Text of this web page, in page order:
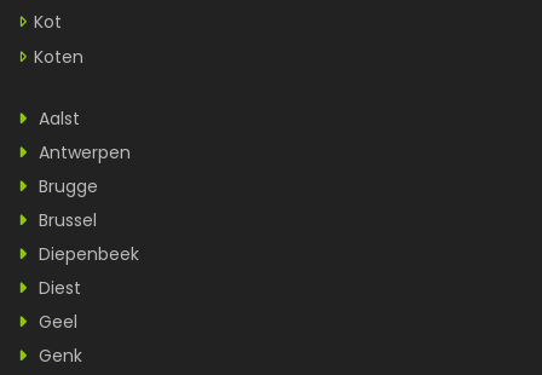
Kot
Koten
Aalst
Antwerpen
Brugge
Brussel
Diepenbeek
Diest
Geel
Genk